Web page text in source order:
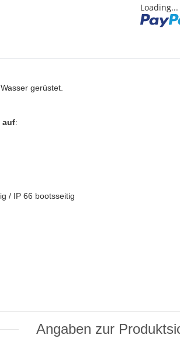
Loading...
gerüstet.
auf:
/ IP 66 bootsseitig
Angaben zur